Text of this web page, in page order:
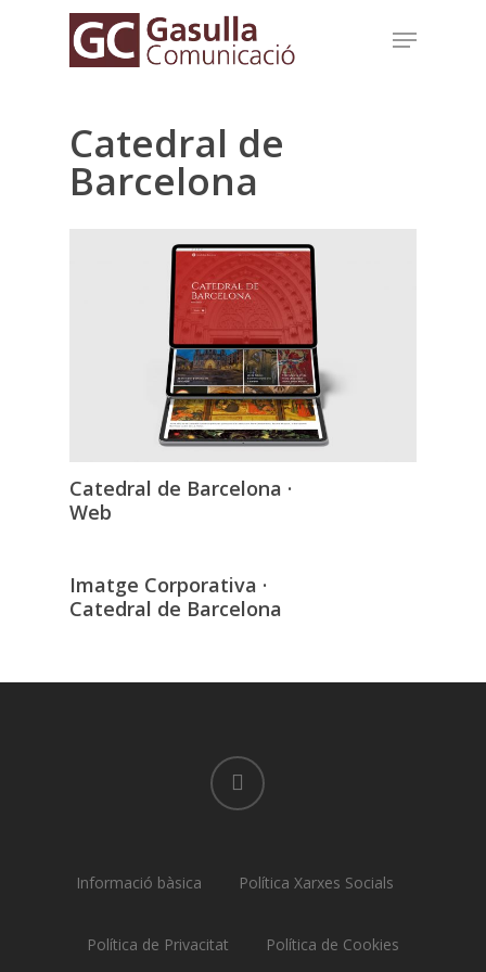
Menu
Catedral de
Barcelona
Catedral de Barcelona ·
Web
Imatge Corporativa ·
Catedral de Barcelona
linkedin
Informació bàsica Política Xarxes Socials
Política de Privacitat Política de Cookies